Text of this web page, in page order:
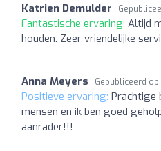
Katrien Demulder
Fantastische ervaring: Altijd
houden. Zeer vriendelijke
Anna Meyers Gepubliceerd op
Positieve ervaring: Prachtige
mensen en ik ben goed
aanrader!!!